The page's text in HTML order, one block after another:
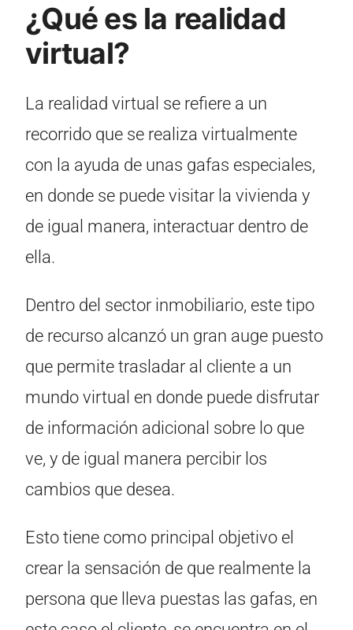
¿Qué es la realidad
virtual?
La realidad virtual se refiere a un
recorrido que se realiza virtualmente
con la ayuda de unas gafas especiales,
en donde se puede visitar la vivienda y
de igual manera, interactuar dentro de
ella.
Dentro del sector inmobiliario, este tipo
de recurso alcanzó un gran auge puesto
que permite trasladar al cliente a un
mundo virtual en donde puede disfrutar
de información adicional sobre lo que
ve, y de igual manera percibir los
cambios que desea.
Esto tiene como principal objetivo el
crear la sensación de que realmente la
persona que lleva puestas las gafas, en